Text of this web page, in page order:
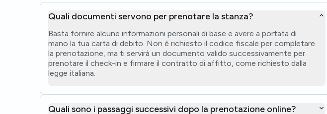
Quali documenti servono per prenotare la stanza?
Basta fornire alcune informazioni personali di base e avere a portata di
mano la tua carta di debito. Non è richiesto il codice fiscale per completare
la prenotazione, ma ti servirà un documento valido successivamente per
prenotare il check-in e firmare il contratto di affitto, come richiesto dalla
legge italiana.
Quali sono i passaggi successivi dopo la prenotazione online?